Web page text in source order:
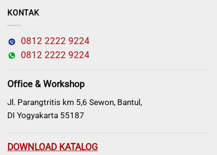
KONTAK
0812 2222 9224
0812 2222 9224
Office & Workshop
Jl. Parangtritis km 5,6 Sewon, Bantul,
DI Yogyakarta 55187
DOWNLOAD KATALOG